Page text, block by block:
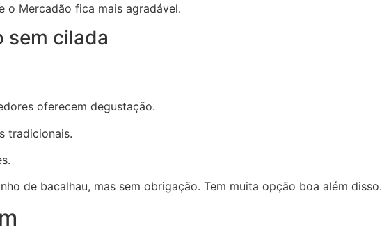
o Mercadão fica mais agradável.
sem cilada
oferecem degustação.
tradicionais.
de bacalhau, mas sem obrigação. Tem muita opção boa além disso.